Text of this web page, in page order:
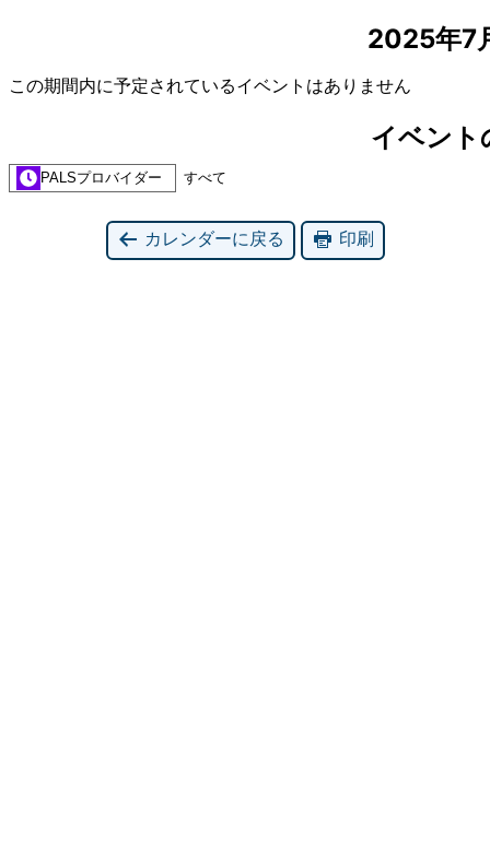
2025年7
この期間内に予定されているイベントはありません
イベント
PALSプロバイダー すべて
カレンダーに戻る 印刷